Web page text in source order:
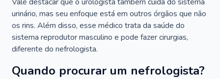
urinário, mas seu enfoque está em outros órgãos que não
os rins. Além disso, esse médico trata da saúde do
sistema reprodutor masculino e pode fazer cirurgias,
diferente do nefrologista.
Quando procurar um nefrologista?